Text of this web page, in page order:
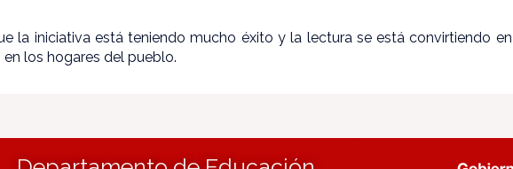
la iniciativa está teniendo mucho éxito y la lectura se está convirtiendo en
los hogares del pueblo.